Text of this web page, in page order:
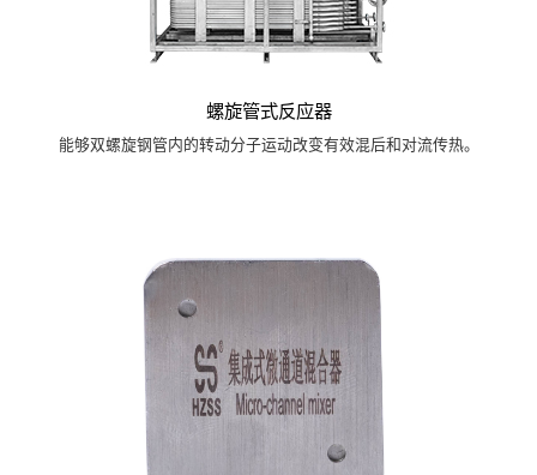
螺旋管式反应器
能够双螺旋钢管内的转动分子运动改变有效混后和对流传热。